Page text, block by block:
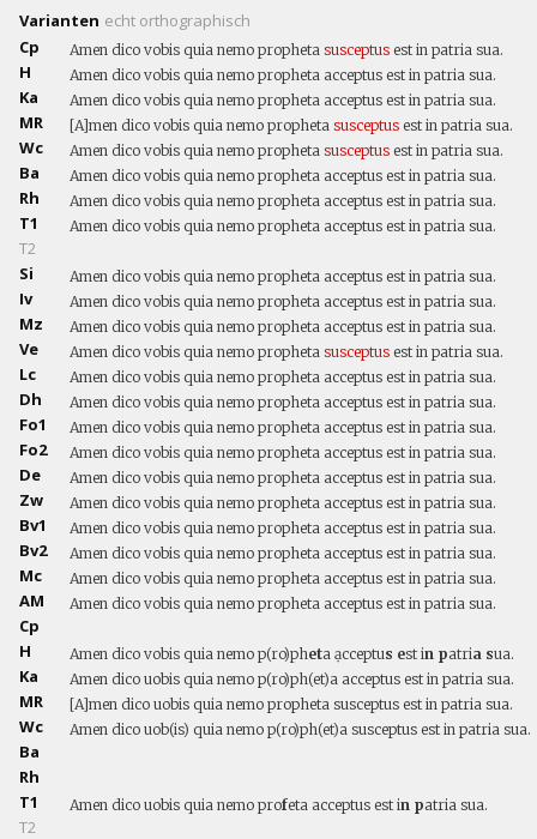
Varianten echt orthographisch
Cp
Amen dico vobis quia nemo propheta susceptus est in patria sua.
H Amen dico vobis quia nemo propheta acceptus est in patria sua.
Ka Amen dico vobis quia nemo propheta acceptus est in patria sua.
MR [A]men dico vobis quia nemo propheta susceptus est in patria sua.
Wc Amen dico vobis quia nemo propheta susceptus est in patria sua.
Ba Amen dico vobis quia nemo propheta acceptus est in patria sua.
Rh Amen dico vobis quia nemo propheta acceptus est in patria sua.
T1 Amen dico vobis quia nemo propheta acceptus est in patria sua.
T2
Si
Amen dico vobis quia nemo propheta acceptus est in patria sua.
Iv Amen dico vobis quia nemo propheta acceptus est in patria sua.
Mz Amen dico vobis quia nemo propheta acceptus est in patria sua.
Ve Amen dico vobis quia nemo propheta susceptus est in patria sua.
Lc Amen dico vobis quia nemo propheta acceptus est in patria sua.
Dh Amen dico vobis quia nemo propheta acceptus est in patria sua.
Fo1 Amen dico vobis quia nemo propheta acceptus est in patria sua.
Fo2 Amen dico vobis quia nemo propheta acceptus est in patria sua.
De Amen dico vobis quia nemo propheta acceptus est in patria sua.
Zw Amen dico vobis quia nemo propheta acceptus est in patria sua.
Bv1 Amen dico vobis quia nemo propheta acceptus est in patria sua.
Bv2 Amen dico vobis quia nemo propheta acceptus est in patria sua.
Mc Amen dico vobis quia nemo propheta acceptus est in patria sua.
AM Amen dico vobis quia nemo propheta acceptus est in patria sua.
Cp
H
Amen dico vobis quia nemo p(ro)pheta ạcceptus est in patria sua.
Ka Amen dico uobis quia nemo p(ro)ph(et)a acceptus est in patria sua.
MR [A]men dico uobis quia nemo propheta susceptus est in patria sua.
Wc Amen dico uob(is) quia nemo p(ro)ph(et)a susceptus est in patria sua.
Ba
Rh
T1
Amen dico uobis quia nemo profeta acceptus est in patria sua.
T2